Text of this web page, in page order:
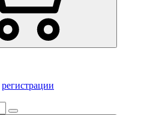
регистрации